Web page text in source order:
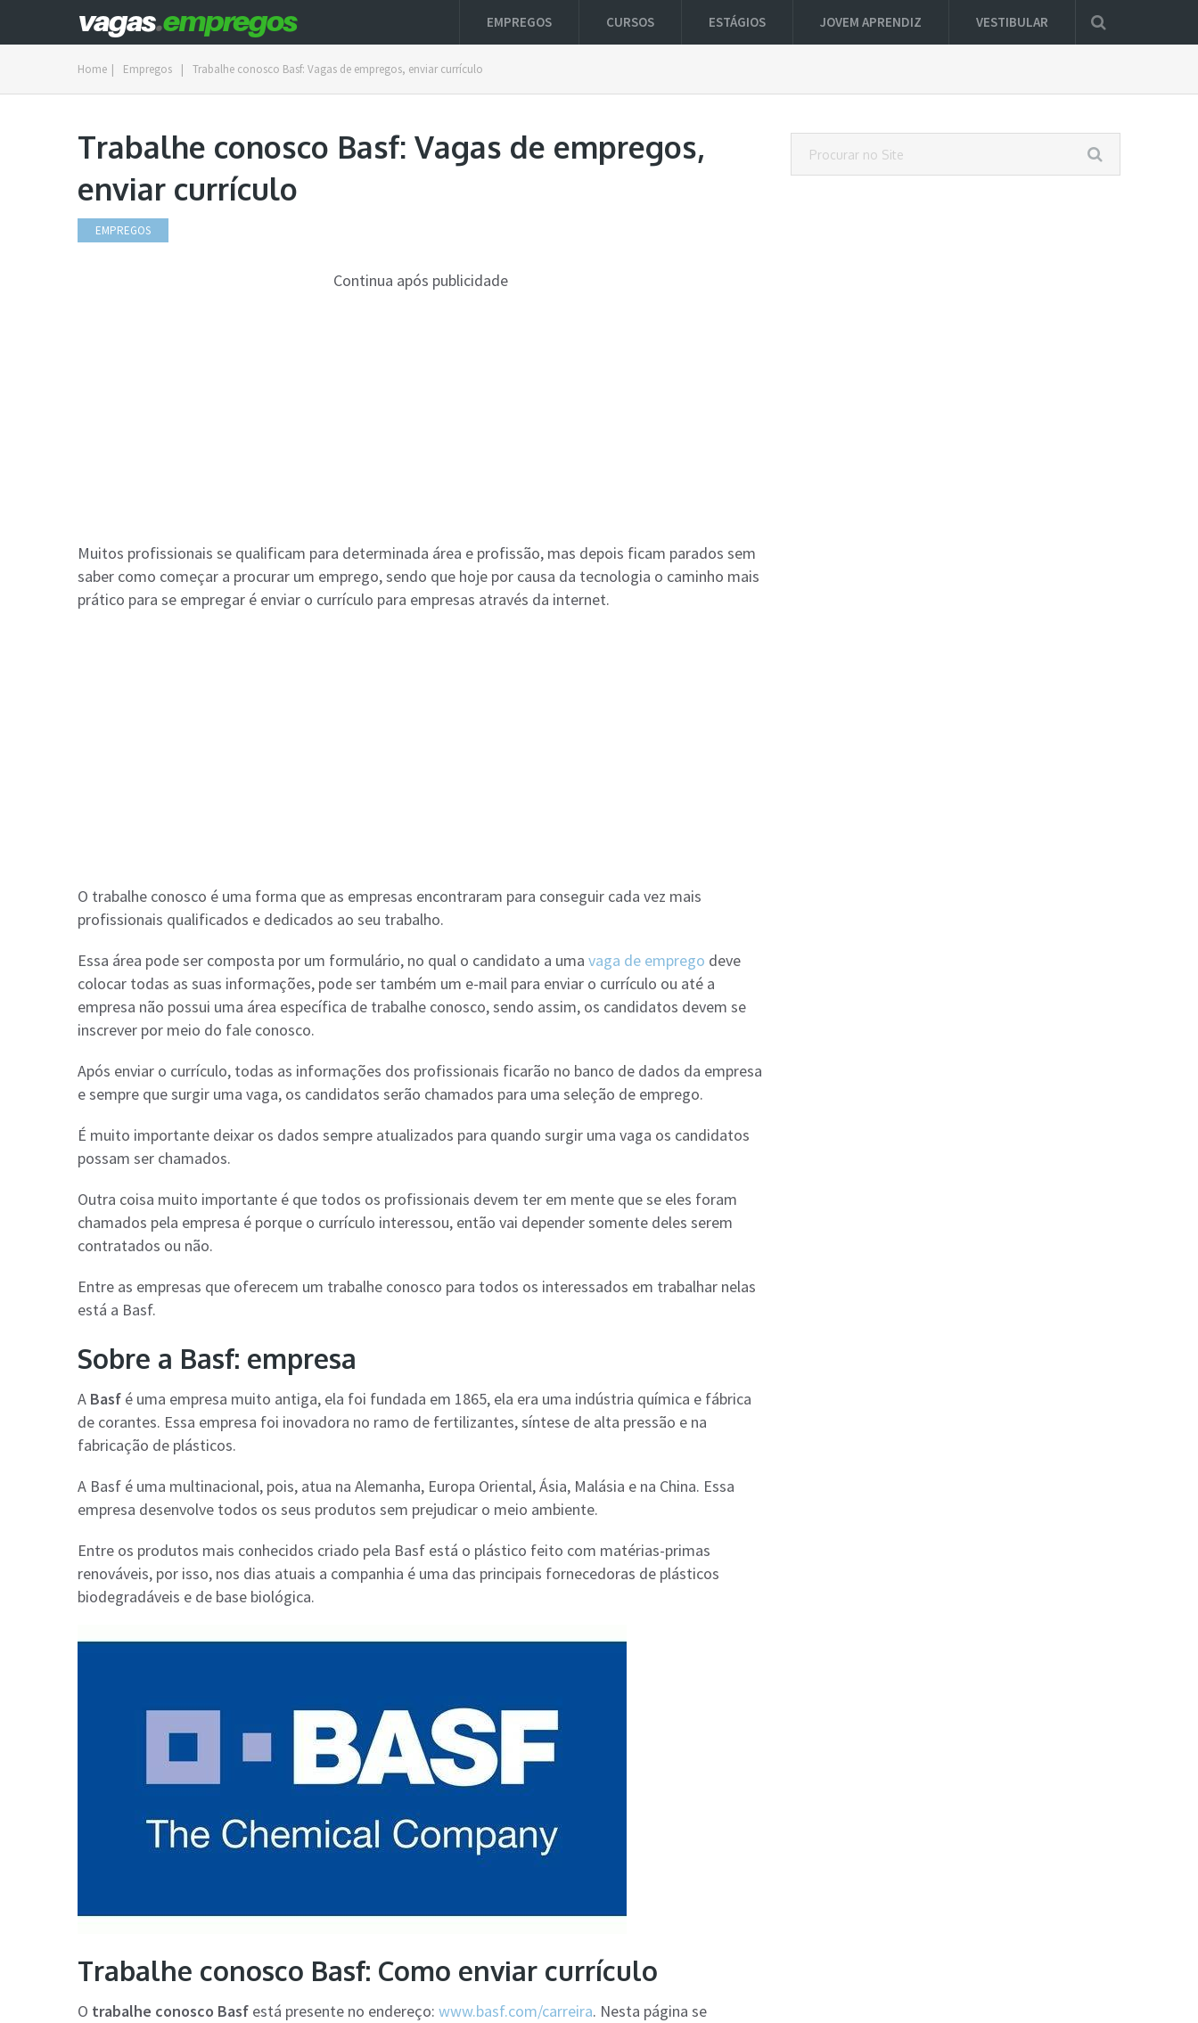
EMPREGOS CURSOS ESTÁGIOS JOVEM APRENDIZ VESTIBULAR
Home | Empregos | Trabalhe conosco Basf: Vagas de empregos, enviar currículo
Trabalhe conosco Basf: Vagas de empregos,
enviar currículo
EMPREGOS
Continua após publicidade
Muitos profissionais se qualificam para determinada área e profissão, mas depois ficam parados sem
saber como começar a procurar um emprego, sendo que hoje por causa da tecnologia o caminho mais
prático para se empregar é enviar o currículo para empresas através da internet.
O trabalhe conosco é uma forma que as empresas encontraram para conseguir cada vez mais
profissionais qualificados e dedicados ao seu trabalho.
Essa área pode ser composta por um formulário, no qual o candidato a uma vaga de emprego deve
colocar todas as suas informações, pode ser também um e-mail para enviar o currículo ou até a
empresa não possui uma área específica de trabalhe conosco, sendo assim, os candidatos devem se
inscrever por meio do fale conosco.
Após enviar o currículo, todas as informações dos profissionais ficarão no banco de dados da empresa
e sempre que surgir uma vaga, os candidatos serão chamados para uma seleção de emprego.
É muito importante deixar os dados sempre atualizados para quando surgir uma vaga os candidatos
possam ser chamados.
Outra coisa muito importante é que todos os profissionais devem ter em mente que se eles foram
chamados pela empresa é porque o currículo interessou, então vai depender somente deles serem
contratados ou não.
Entre as empresas que oferecem um trabalhe conosco para todos os interessados em trabalhar nelas
está a Basf.
Sobre a Basf: empresa
A Basf é uma empresa muito antiga, ela foi fundada em 1865, ela era uma indústria química e fábrica
de corantes. Essa empresa foi inovadora no ramo de fertilizantes, síntese de alta pressão e na
fabricação de plásticos.
A Basf é uma multinacional, pois, atua na Alemanha, Europa Oriental, Ásia, Malásia e na China. Essa
empresa desenvolve todos os seus produtos sem prejudicar o meio ambiente.
Entre os produtos mais conhecidos criado pela Basf está o plástico feito com matérias-primas
renováveis, por isso, nos dias atuais a companhia é uma das principais fornecedoras de plásticos
biodegradáveis e de base biológica.
Trabalhe conosco Basf: Como enviar currículo
O trabalhe conosco Basf está presente no endereço: www.basf.com/carreira. Nesta página se